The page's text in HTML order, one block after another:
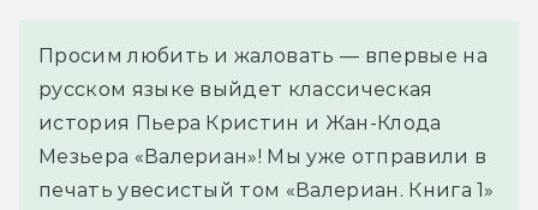
Просим любить и жаловать — впервые на
русском языке выйдет классическая
история Пьера Кристин и Жан-Клода
Мезьера «Валериан»! Мы уже отправили в
печать увесистый том «Валериан. Книга 1»